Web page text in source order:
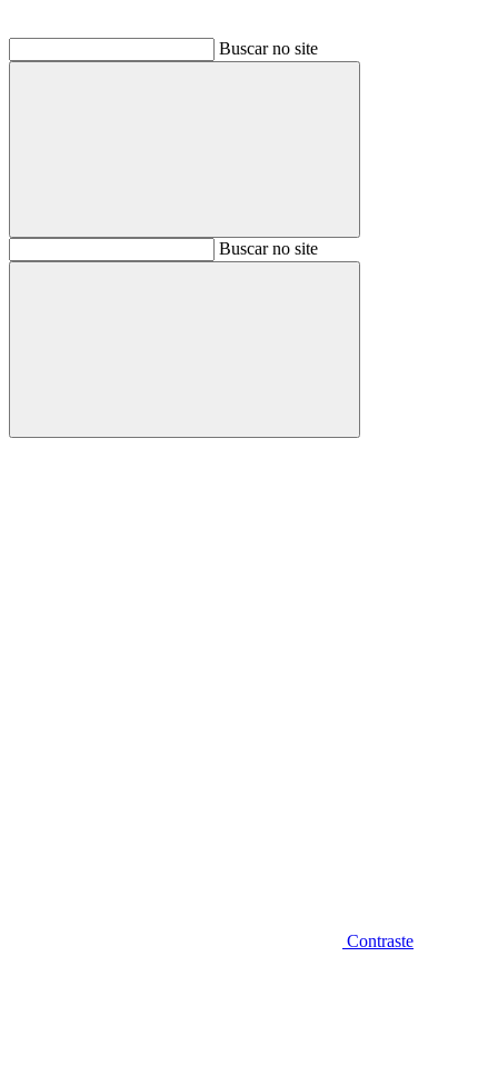
Buscar no site
BuscarBuscar no site
Buscar
Contraste